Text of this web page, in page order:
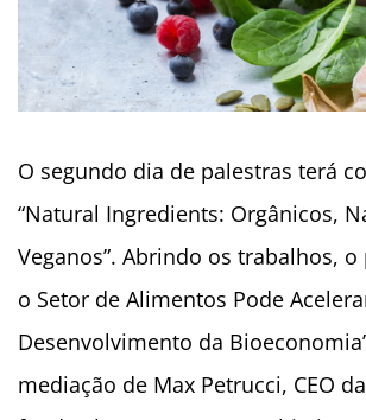
O segundo dia de palestras terá
“Natural Ingredients: Orgânicos,
Veganos”. Abrindo os trabalhos, o
o Setor de Alimentos Pode
Desenvolvimento da
mediação de Max Petrucci, CEO